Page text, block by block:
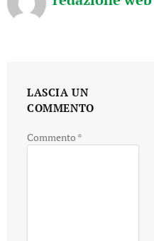
LASCIA UN
COMMENTO
Commento *